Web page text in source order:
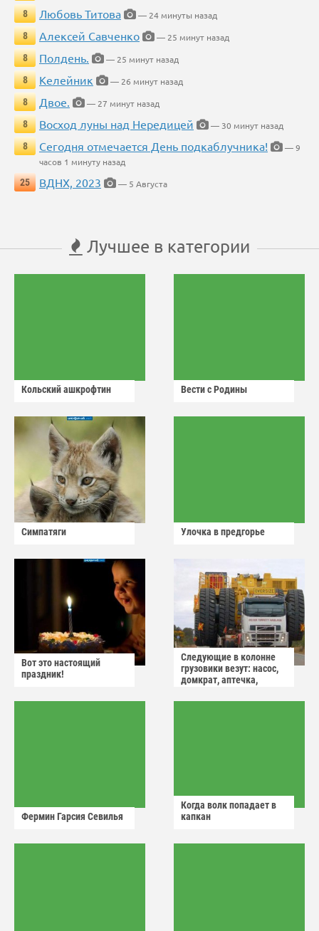
8
Любовь Титова
— 24 минуты назад
8
Алексей Савченко
— 25 минут назад
8
Полдень.
— 25 минут назад
8
Келейник
— 26 минут назад
8
Двое.
— 27 минут назад
8
Восход луны над Нередицей
— 30 минут назад
8
Сегодня отмечается День подкаблучника!
— 9
часов 1 минуту назад
25
ВДНХ, 2023 — 5 Августа
Лучшее в категории
Кольский ашкрофтин Вести с Родины
Симпатяги Улочка в предгорье
Вот это настоящий
праздник!
Следующие в колонне
грузовики везут: насос,
домкрат, аптечка,
Фермин Гарсия Севилья
Когда волк попадает в
капкан